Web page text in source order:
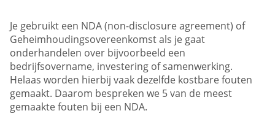
Je gebruikt een NDA (non-disclosure agreement) of
Geheimhoudingsovereenkomst als je gaat
onderhandelen over bijvoorbeeld een
bedrijfsovername, investering of samenwerking.
Helaas worden hierbij vaak dezelfde kostbare fouten
gemaakt. Daarom bespreken we 5 van de meest
gemaakte fouten bij een NDA.